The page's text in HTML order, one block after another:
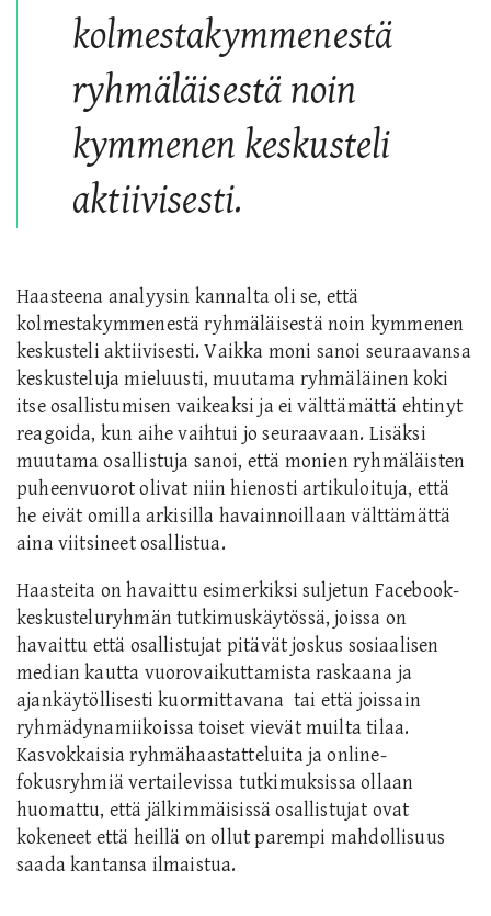
kolmestakymmenestä
ryhmäläisestä noin
kymmenen keskusteli
aktiivisesti.
Haasteena analyysin kannalta oli se, että
kolmestakymmenestä ryhmäläisestä noin kymmenen
keskusteli aktiivisesti. Vaikka moni sanoi seuraavansa
keskusteluja mieluusti, muutama ryhmäläinen koki
itse osallistumisen vaikeaksi ja ei välttämättä ehtinyt
reagoida, kun aihe vaihtui jo seuraavaan. Lisäksi
muutama osallistuja sanoi, että monien ryhmäläisten
puheenvuorot olivat niin hienosti artikuloituja, että
he eivät omilla arkisilla havainnoillaan välttämättä
aina viitsineet osallistua.
Haasteita on havaittu esimerkiksi suljetun Facebook-
keskusteluryhmän tutkimuskäytössä, joissa on
havaittu että osallistujat pitävät joskus sosiaalisen
median kautta vuorovaikuttamista raskaana ja
ajankäytöllisesti kuormittavana tai että joissain
ryhmädynamiikoissa toiset vievät muilta tilaa.
Kasvokkaisia ryhmähaastatteluita ja online-
fokusryhmiä vertailevissa tutkimuksissa ollaan
huomattu, että jälkimmäisissä osallistujat ovat
kokeneet että heillä on ollut parempi mahdollisuus
saada kantansa ilmaistua.